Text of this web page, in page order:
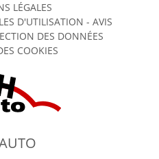
LÉGALES
D'UTILISATION - AVIS
DES DONNÉES
COOKIES